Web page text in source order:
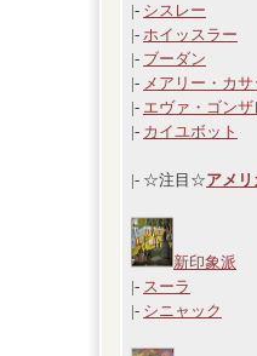
|- シスレー
|- ホイッスラー
|- ブーダン
|- メアリー・カサ
|- エヴァ・ゴンザ
|- カイユボット
|- ☆注目☆アメ
新印象派
|- スーラ
|- シニャック